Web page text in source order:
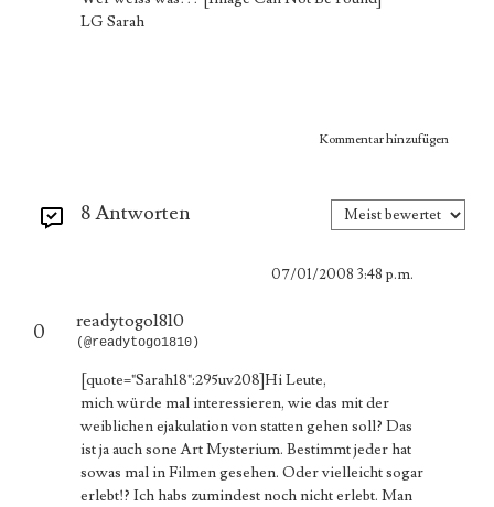
LG Sarah
Kommentar hinzufügen
8 Antworten
0
07/01/2008 3:48 p.m.
readytogo1810
(@readytogo1810)
[quote="Sarah18":295uv208]Hi Leute,
mich würde mal interessieren, wie das mit der
weiblichen ejakulation von statten gehen soll? Das
ist ja auch sone Art Mysterium. Bestimmt jeder hat
sowas mal in Filmen gesehen. Oder vielleicht sogar
erlebt!? Ich habs zumindest noch nicht erlebt. Man